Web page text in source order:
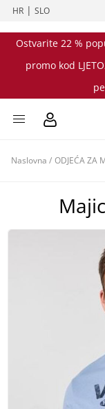
HR |SLO
Ostvarite 22 %
promo kod
Naslovna / ODJEĆA ZA